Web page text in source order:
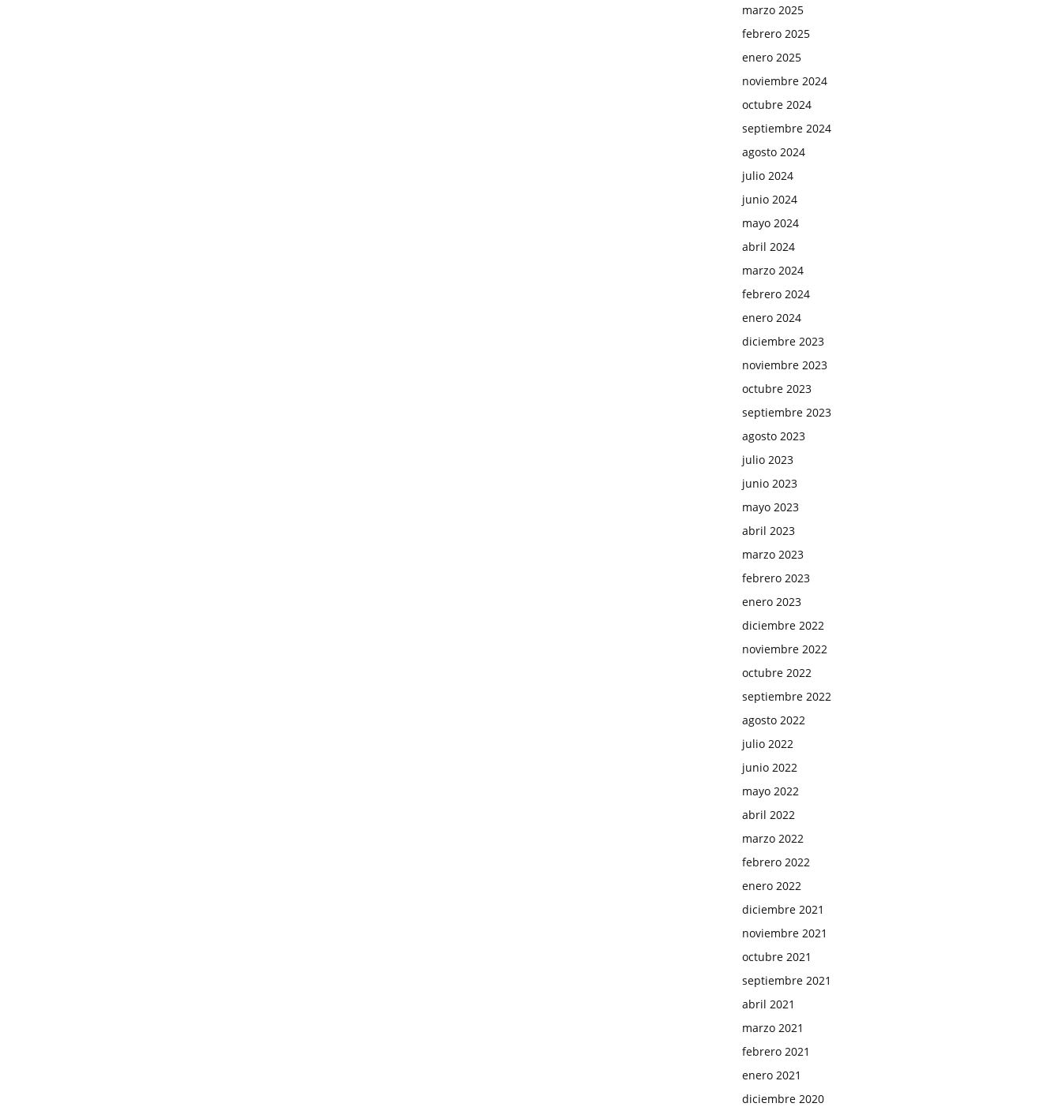
marzo 2025
febrero 2025
enero 2025
noviembre 2024
octubre 2024
septiembre 2024
agosto 2024
julio 2024
junio 2024
mayo 2024
abril 2024
marzo 2024
febrero 2024
enero 2024
diciembre 2023
noviembre 2023
octubre 2023
septiembre 2023
agosto 2023
julio 2023
junio 2023
mayo 2023
abril 2023
marzo 2023
febrero 2023
enero 2023
diciembre 2022
noviembre 2022
octubre 2022
septiembre 2022
agosto 2022
julio 2022
junio 2022
mayo 2022
abril 2022
marzo 2022
febrero 2022
enero 2022
diciembre 2021
noviembre 2021
octubre 2021
septiembre 2021
abril 2021
marzo 2021
febrero 2021
enero 2021
diciembre 2020